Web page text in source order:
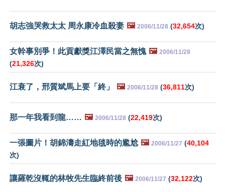
胡志強哭救太太 周永康冷血殺妻 🖼️ 2006/11/28 (32,654次)
女幹事別爭！此貢獻獎江澤民當之無愧 🖼️ 2006/11/28
(21,326次)
江衰了，邢質斌馬上要「終」 🖼️ 2006/11/28 (36,811次)
那一年我看到龍…… 🖼️ 2006/11/28 (22,419次)
一張圖片！胡錦濤走紅地毯時的尷尬 🖼️ 2006/11/27 (40,104
次)
讓羅乾沒輒的林牧先生臨終前後 🖼️ 2006/11/27 (32,122次)